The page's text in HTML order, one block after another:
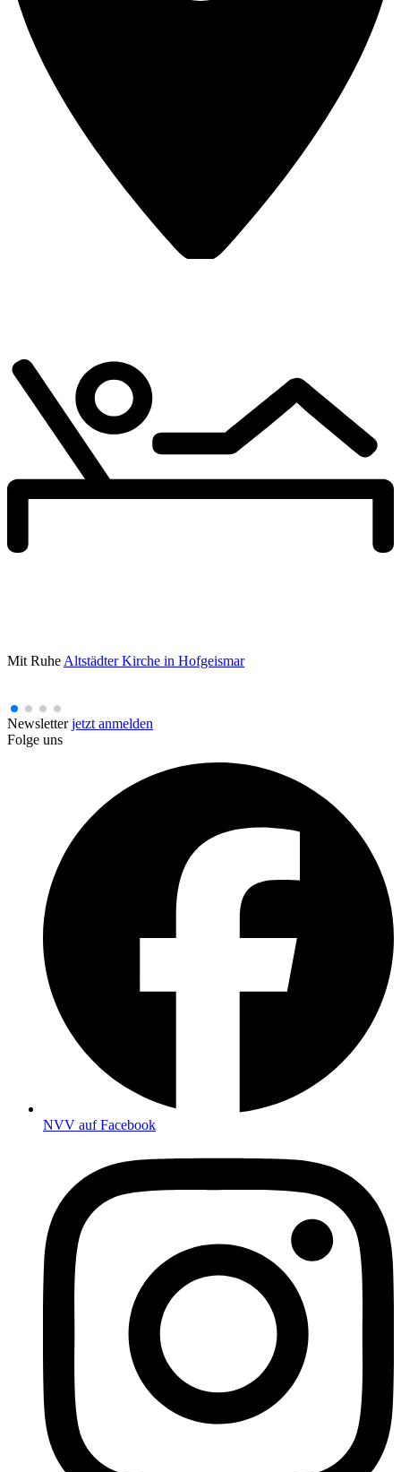
Mit Ruhe Altstädter Kirche in Hofgeismar
Newsletterjetzt anmelden
Folge uns
NVV auf Facebook